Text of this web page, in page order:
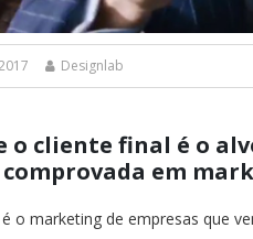
Designlab
o cliente final é o
em
é o marketing de empresas que